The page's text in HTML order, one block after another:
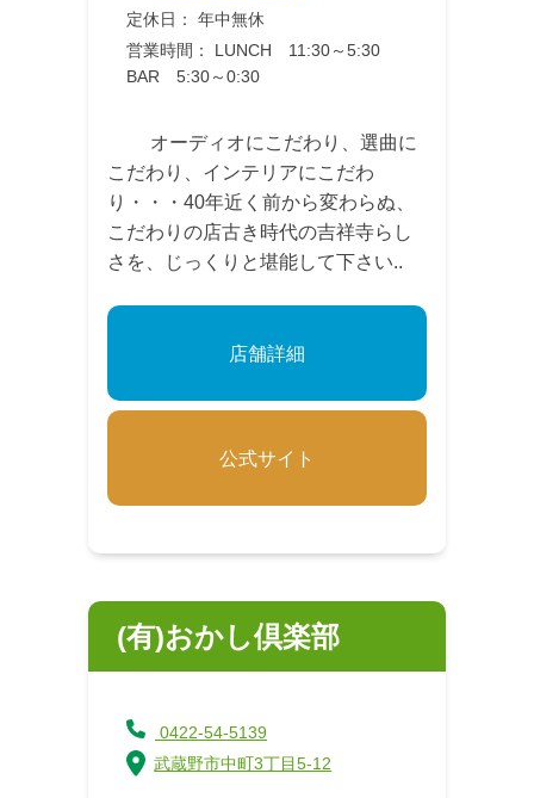
定休日： 年中無休
営業時間： LUNCH 11:30～5:30
BAR 5:30～0:30
オーディオにこだわり、選曲に
こだわり、インテリアにこだわ
り・・・40年近く前から変わらぬ、
こだわりの店古き時代の吉祥寺らし
さを、じっくりと堪能して下さい..
店舗詳細
公式サイト
(有)おかし倶楽部
0422-54-5139
武蔵野市中町3丁目5-12